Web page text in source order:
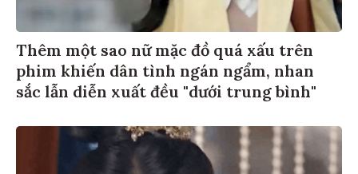
Thêm một sao nữ mặc đồ quá xấu trên
phim khiến dân tình ngán ngẩm, nhan
sắc lẫn diễn xuất đều "dưới trung bình"